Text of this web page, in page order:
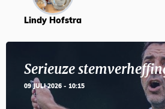
Lindy Hofstra
Serieuze
09 JULI 2026 - 10:15